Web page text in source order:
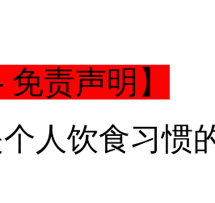
免责声明】
人饮食习惯